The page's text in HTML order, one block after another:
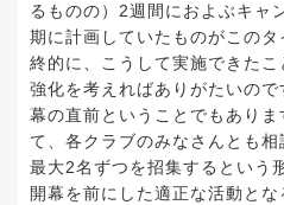
るものの）2週間におよぶキャ
期に計画していたものがこの
終的に、こうして実施できたこ
強化を考えればありがたいの
幕の直前ということでもあり
て、各クラブのみなさんとも
最大2名ずつを招集するという
開幕を前にした適正な活動とな